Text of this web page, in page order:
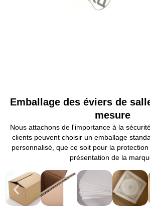
Emballage des éviers de
mesure
Nous attachons de l'importance à la
clients peuvent choisir un emballage
personnalisé, que ce soit pour la
présentation de la